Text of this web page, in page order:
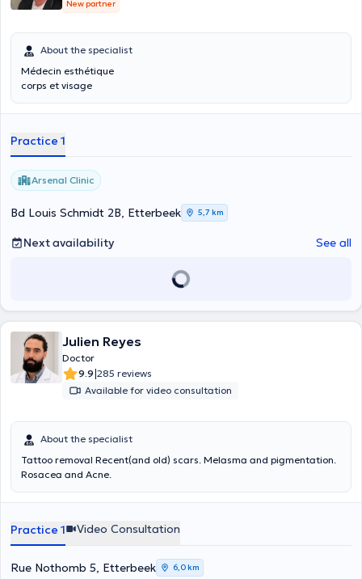
New partner
About the specialist
Médecin esthétique
corps et visage
Practice 1
Arsenal Clinic
Bd Louis Schmidt 2B, Etterbeek 5,7 km
Next availability See all
Julien Reyes
Doctor
9.9|285 reviews
Available for video consultation
About the specialist
Tattoo removal Recent(and old) scars. Melasma and pigmentation.
Rosacea and Acne.
Practice 1 Video Consultation
Rue Nothomb 5, Etterbeek 6,0 km